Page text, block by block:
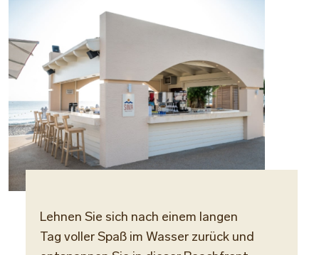
Lehnen Sie sich nach einem langen
Tag voller Spaß im Wasser zurück und